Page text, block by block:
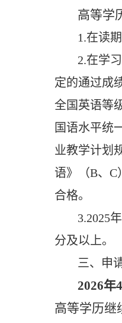
高等学
1.在读
2.在学
定的通过成
全国英语等
国语水平统
业教学计划
语》（B、
合格。
3.2025
分及以上。
三、申
2026年
高等学历继